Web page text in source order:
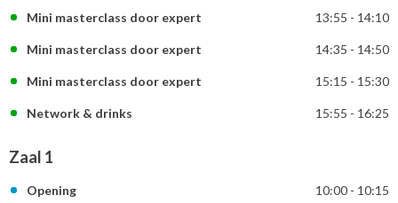
Mini masterclass door expert 13:55 - 14:10
Mini masterclass door expert 14:35 - 14:50
Mini masterclass door expert 15:15 - 15:30
Network & drinks 15:55 - 16:25
Zaal 1
Opening
10:00 - 10:15